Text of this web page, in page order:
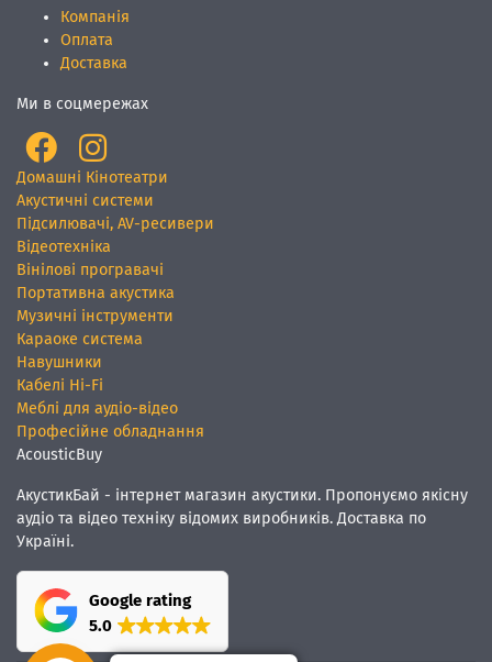
Компанія
Оплата
Доставка
Ми в соцмережах
Домашні Кінотеатри
Акустичні системи
Підсилювачі, AV-ресивери
Відеотехніка
Вінілові програвачі
Портативна акустика
Музичні інструменти
Караоке система
Навушники
Кабелі Hi-Fi
Меблі для аудіо-відео
Професійне обладнання
AcousticBuy
АкустикБай - інтернет магазин акустики. Пропонуємо якісну
аудіо та відео техніку відомих виробників. Доставка по
Україні.
Google rating
5.0